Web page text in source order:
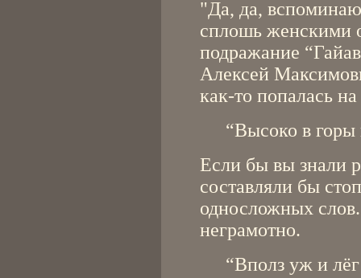
"Да, да,
сплошь женскими
подражание
Алексей
как-то попалась
“Высоко в горы
Если бы вы знали
составляли бы
односложных слов.
неграмотно.
“Вполз уж и